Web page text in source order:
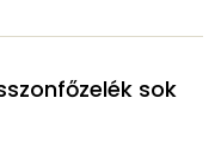
sok